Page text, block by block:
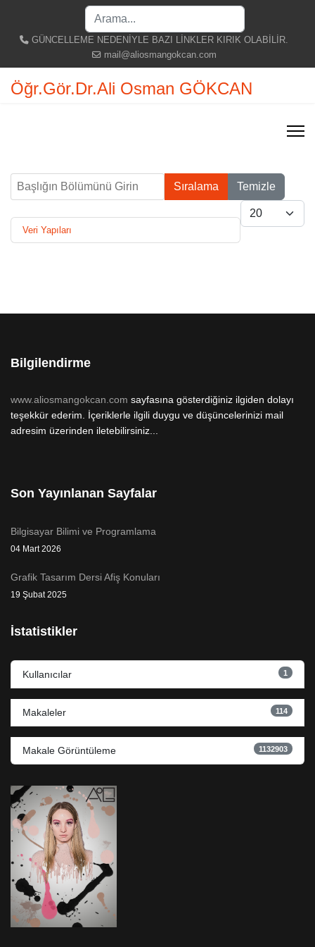
GÜNCELLEME NEDENİYLE BAZI LİNKLER KIRIK OLABİLİR.
mail@aliosmangokcan.com
Öğr.Gör.Dr.Ali Osman GÖKCAN
Başlığın Bölümünü Girin
Sıralama Temizle
Göster #
Veri Yapıları
Bilgilendirme
www.aliosmangokcan.com sayfasına gösterdiğiniz ilgiden dolayı
teşekkür ederim. İçeriklerle ilgili duygu ve düşüncelerinizi mail
adresim üzerinden iletebilirsiniz...
Son Yayınlanan Sayfalar
Bilgisayar Bilimi ve Programlama
04 Mart 2026
Grafik Tasarım Dersi Afiş Konuları
19 Şubat 2025
İstatistikler
Kullanıcılar 1
Makaleler 114
Makale Görüntüleme 1132903